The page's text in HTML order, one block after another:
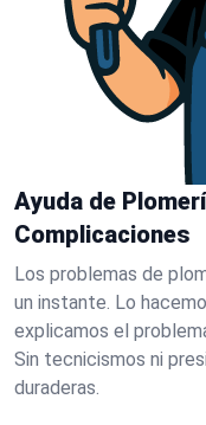
Ayuda de
Complicaciones
Los problemas de
un instante. Lo
explicamos el
Sin tecnicismos ni
duraderas.